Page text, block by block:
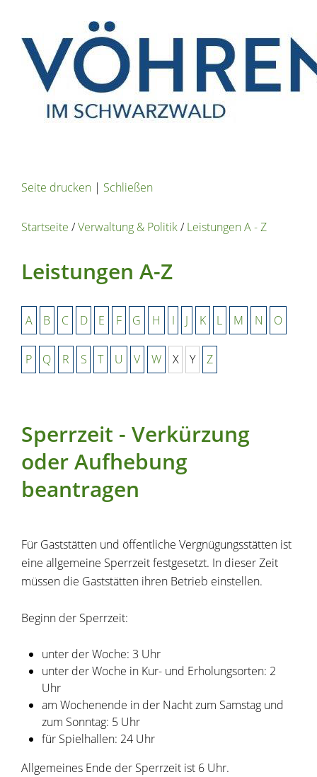
Seite drucken | Schließen
Startseite /Verwaltung & Politik/Leistungen A - Z
Leistungen A-Z
A B C D E F G H I J K L M N O
P Q R S T U V W X Y Z
Sperrzeit - Verkürzung
oder Aufhebung
beantragen
Für Gaststätten und öffentliche Vergnügungsstätten ist
eine allgemeine Sperrzeit festgesetzt. In dieser Zeit
müssen die Gaststätten ihren Betrieb einstellen.
Beginn der Sperrzeit:
unter der Woche: 3 Uhr
unter der Woche in Kur- und Erholungsorten: 2
Uhr
am Wochenende in der Nacht zum Samstag und
zum Sonntag: 5 Uhr
für Spielhallen: 24 Uhr
Allgemeines Ende der Sperrzeit ist 6 Uhr.